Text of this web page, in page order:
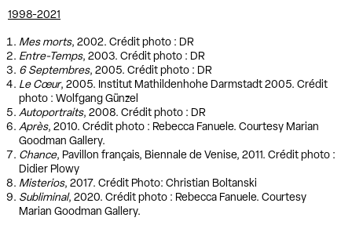
1998-2021
Mes morts, 2002. Crédit photo : DR
Entre-Temps, 2003. Crédit photo : DR
6 Septembres, 2005. Crédit photo : DR
Le Cœur, 2005. Institut Mathildenhohe Darmstadt 2005. Crédit
photo : Wolfgang Günzel
Autoportraits, 2008. Crédit photo : DR
Après, 2010. Crédit photo : Rebecca Fanuele. Courtesy Marian
Goodman Gallery.
Chance, Pavillon français, Biennale de Venise, 2011. Crédit photo :
Didier Plowy
Misterios, 2017. Crédit Photo: Christian Boltanski
Subliminal, 2020. Crédit photo : Rebecca Fanuele. Courtesy
Marian Goodman Gallery.